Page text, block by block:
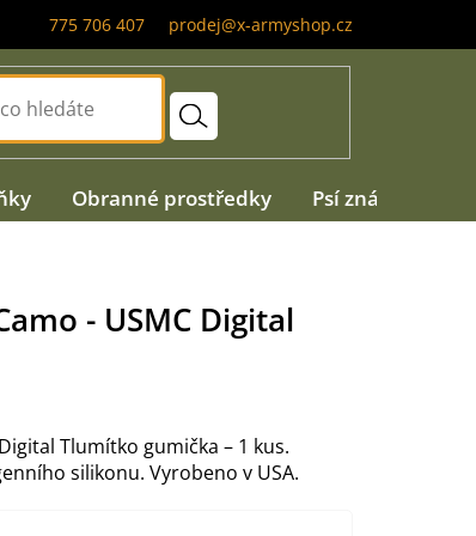
775 706 407 prodej@x-armyshop.cz
Obranné prostředky Psí známky
Tlumítko gumička – 1 kus.
silikonu. Vyrobeno v USA.
- USMC Digital